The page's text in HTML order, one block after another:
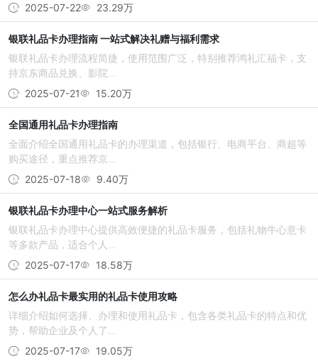
2025-07-22
23.29万
银联礼品卡办理指南 一站式解决礼赠与福利需求
银联礼品卡办理流程简捷，使用范围广泛，特别推荐鸿礼汇福卡，支
持京东商品兑换、影院...
2025-07-21
15.20万
全国通用礼品卡办理指南
全面介绍全国通用礼品卡的办理渠道，包括银行、电商平台、商超等
购买途径，重点推荐京...
2025-07-18
9.40万
银联礼品卡办理中心一站式服务解析
银联礼品卡办理中心提供高效便捷的礼品卡服务，包括礼物牛心意卡
等多款产品，适合个人...
2025-07-17
18.58万
怎么办礼品卡最实用的礼品卡使用攻略
详细介绍如何选择、办理和使用礼品卡，包含各类礼品卡的特点和优
势，帮助企业及个人了...
2025-07-17
19.05万